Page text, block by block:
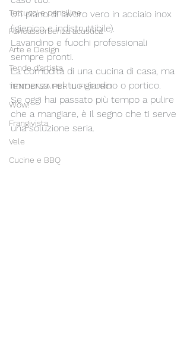
Tettucci e pensiline
Fonoassorbenza acustica
Arte e Design
Tende d'artista
TENDENZA PER IL FUTURO
Wow!
Frangivista
Vele
Cucine e BBQ
Un piano di lavoro vero in acciaio inox
(igienico e indistruttibile).
Lavandino e fuochi professionali
sempre pronti.
La comodità di una cucina di casa, ma
immersa nel tuo giardino o portico.
Se oggi hai passato più tempo a pulire
che a mangiare, è il segno che ti serve
una soluzione seria.